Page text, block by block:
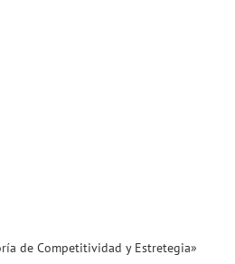
de Competitividad y Estretegia»